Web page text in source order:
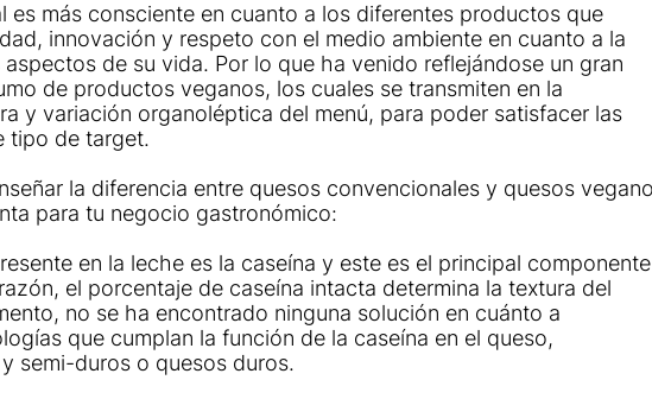
es más consciente en cuanto a los diferentes productos que
innovación y respeto con el medio ambiente en cuanto a la
de su vida. Por lo que ha venido reflejándose un gran
de productos veganos, los cuales se transmiten en la
y variación organoléptica del menú, para poder satisfacer las
tipo de target.
la diferencia entre quesos convencionales y quesos
para tu negocio gastronómico:
en la leche es la caseína y este es el principal componente
el porcentaje de caseína intacta determina la textura del
no se ha encontrado ninguna solución en cuánto a
que cumplan la función de la caseína en el queso,
semi-duros o quesos duros.